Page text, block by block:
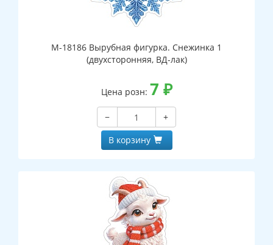
М-18186 Вырубная фигурка. Снежинка 1
(двухсторонняя, ВД-лак)
Цена розн: 7 ₽
−
+
В корзину